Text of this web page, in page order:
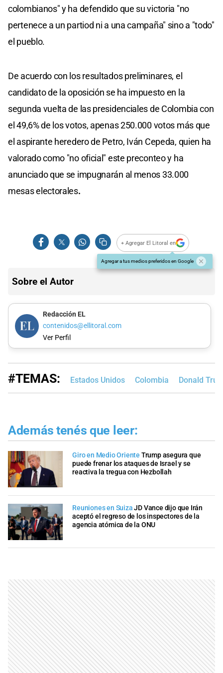
colombianos" y ha defendido que su victoria "no
pertenece a un partiod ni a una campaña" sino a "todo"
el pueblo.
De acuerdo con los resultados preliminares, el
candidato de la oposición se ha impuesto en la
segunda vuelta de las presidenciales de Colombia con
el 49,6% de los votos, apenas 250.000 votos más que
el aspirante heredero de Petro, Iván Cepeda, quien ha
valorado como "no oficial" este preconteo y ha
anunciado que se impugnarán al menos 33.000
mesas electorales.
+ Agregar El Litoral en
Agregar a tus medios preferidos en Google
Sobre el Autor
Redacción EL
contenidos@ellitoral.com
Ver Perfil
#TEMAS: Estados Unidos Colombia Donald
Además tenés que leer:
Giro en Medio Oriente Trump asegura que
puede frenar los ataques de Israel y se
reactiva la tregua con Hezbollah
Reuniones en Suiza JD Vance dijo que Irán
aceptó el regreso de los inspectores de la
agencia atómica de la ONU